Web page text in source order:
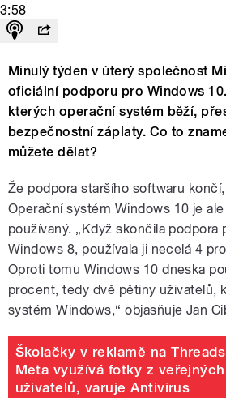
3:58
Minulý týden v úterý společnost
oficiální podporu pro Windows
kterých operační systém běží,
bezpečnostní záplaty. Co to
můžete dělat?
Že podpora staršího softwaru
Operační systém Windows 10 je
používaný. „Když skončila podpora
Windows 8, používala ji necelá 4
Oproti tomu Windows 10 dneska
procent, tedy dvě pětiny uživatelů,
systém Windows,“ objasňuje Jan
Školačky v reklamě na
Meta využívá fotky z
uživatelů, varuje Antivirus